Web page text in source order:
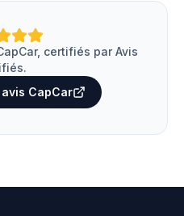
certifiés par Avis
CapCar